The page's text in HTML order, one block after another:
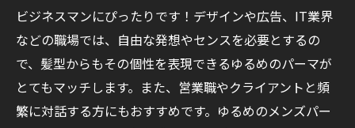
ビジネスマンにぴったりです！デザインや広告、IT業界
などの職場では、自由な発想やセンスを必要とするの
で、髪型からもその個性を表現できるゆるめのパーマが
とてもマッチします。また、営業職やクライアントと頻
繁に対話する方にもおすすめです。ゆるめのメンズパー